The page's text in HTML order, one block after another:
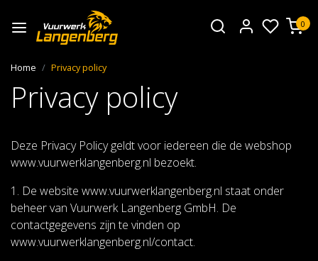
0
Home Privacy policy
Privacy policy
Deze Privacy Policy geldt voor iedereen die de webshop
www.vuurwerklangenberg.nl bezoekt.
1. De website www.vuurwerklangenberg.nl staat onder
beheer van Vuurwerk Langenberg GmbH. De
contactgegevens zijn te vinden op
www.vuurwerklangenberg.nl/contact.